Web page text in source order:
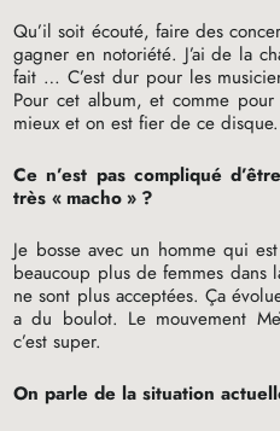
Qu’il soit écouté, faire des
gagner en notoriété. J’ai de la
fait … C’est dur pour les
Pour cet album, et comme
mieux et on est fier de ce disque.
Ce n’est pas compliqué
très « macho» ?
Je bosse avec un homme qui
beaucoup plus de femmes dans
ne sont plus acceptées. Ça
a du boulot. Le mouvement
c’est super.
On parle de la situation